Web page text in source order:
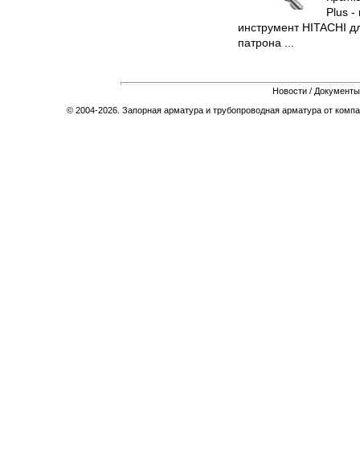
Plus -
инструмент HITACHI
патрона ...
Новости / Документы
© 2004-2026. Запорная арматура и трубопроводная арматура от